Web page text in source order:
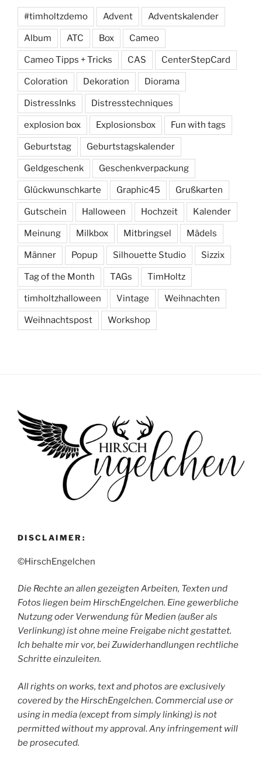
#timholtzdemo Advent Adventskalender
Album ATC Box Cameo
Cameo Tipps + Tricks CAS CenterStepCard
Coloration Dekoration Diorama
DistressInks Distresstechniques
explosion box Explosionsbox Fun with tags
Geburtstag Geburtstagskalender
Geldgeschenk Geschenkverpackung
Glückwunschkarte Graphic45 Grußkarten
Gutschein Halloween Hochzeit Kalender
Meinung Milkbox Mitbringsel Mädels
Männer Popup Silhouette Studio Sizzix
Tag of the Month TAGs TimHoltz
timholtzhalloween Vintage Weihnachten
Weihnachtspost Workshop
DISCLAIMER:
©HirschEngelchen
Die Rechte an allen gezeigten Arbeiten, Texten und
Fotos liegen beim HirschEngelchen. Eine gewerbliche
Nutzung oder Verwendung für Medien (außer als
Verlinkung) ist ohne meine Freigabe nicht gestattet.
Ich behalte mir vor, bei Zuwiderhandlungen rechtliche
Schritte einzuleiten.
All rights on works, text and photos are exclusively
covered by the HirschEngelchen. Commercial use or
using in media (except from simply linking) is not
permitted without my approval. Any infringement will
be prosecuted.